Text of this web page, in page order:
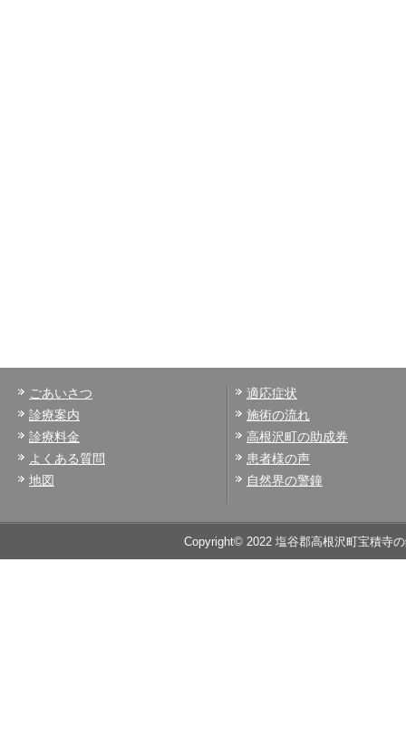
ごあいさつ
診療案内
診療料金
よくある質問
地図
適応症状
施術の流れ
高根沢町の助成券
患者様の声
自然界の警鐘
Copyright© 2022 塩谷郡高根沢町宝積寺